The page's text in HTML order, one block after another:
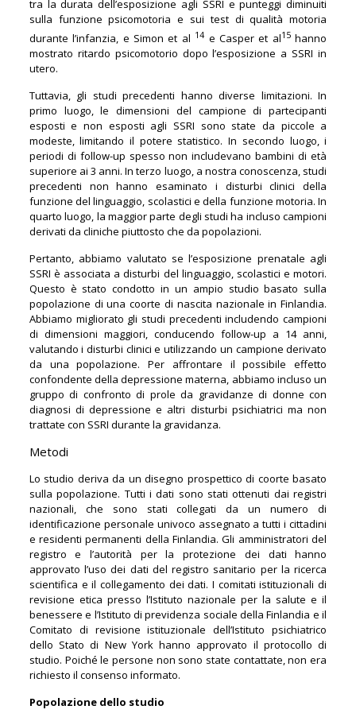
tra la durata dell’esposizione agli SSRI e punteggi diminuiti
sulla funzione psicomotoria e sui test di qualità motoria
durante l’infanzia, e Simon et al 14 e Casper et al15hanno
mostrato ritardo psicomotorio dopo l’esposizione a SSRI in
utero.
Tuttavia, gli studi precedenti hanno diverse limitazioni. In
primo luogo, le dimensioni del campione di partecipanti
esposti e non esposti agli SSRI sono state da piccole a
modeste, limitando il potere statistico. In secondo luogo, i
periodi di follow-up spesso non includevano bambini di età
superiore ai 3 anni. In terzo luogo, a nostra conoscenza, studi
precedenti non hanno esaminato i disturbi clinici della
funzione del linguaggio, scolastici e della funzione motoria. In
quarto luogo, la maggior parte degli studi ha incluso campioni
derivati da cliniche piuttosto che da popolazioni.
Pertanto, abbiamo valutato se l’esposizione prenatale agli
SSRI è associata a disturbi del linguaggio, scolastici e motori.
Questo è stato condotto in un ampio studio basato sulla
popolazione di una coorte di nascita nazionale in Finlandia.
Abbiamo migliorato gli studi precedenti includendo campioni
di dimensioni maggiori, conducendo follow-up a 14 anni,
valutando i disturbi clinici e utilizzando un campione derivato
da una popolazione. Per affrontare il possibile effetto
confondente della depressione materna, abbiamo incluso un
gruppo di confronto di prole da gravidanze di donne con
diagnosi di depressione e altri disturbi psichiatrici ma non
trattate con SSRI durante la gravidanza.
Metodi
Lo studio deriva da un disegno prospettico di coorte basato
sulla popolazione. Tutti i dati sono stati ottenuti dai registri
nazionali, che sono stati collegati da un numero di
identificazione personale univoco assegnato a tutti i cittadini
e residenti permanenti della Finlandia. Gli amministratori del
registro e l’autorità per la protezione dei dati hanno
approvato l’uso dei dati del registro sanitario per la ricerca
scientifica e il collegamento dei dati. I comitati istituzionali di
revisione etica presso l’Istituto nazionale per la salute e il
benessere e l’Istituto di previdenza sociale della Finlandia e il
Comitato di revisione istituzionale dell’Istituto psichiatrico
dello Stato di New York hanno approvato il protocollo di
studio. Poiché le persone non sono state contattate, non era
richiesto il consenso informato.
Popolazione dello studio